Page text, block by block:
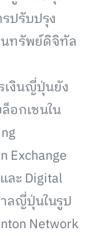
ปรับปรุง
นทรัพย์ดิจิทัล
เงินญี่ปุ่นยัง
อกเชนใน
Exchange
ละ Digital
ลญี่ปุ่นในรูป
Network